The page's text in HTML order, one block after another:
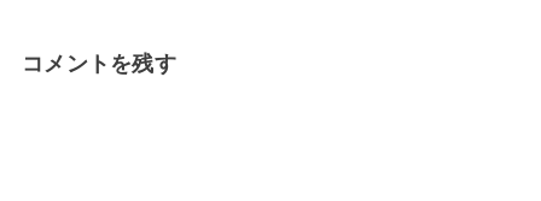
コメントを残す